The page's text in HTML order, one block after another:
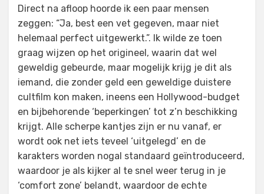
Direct na afloop hoorde ik een paar mensen
zeggen: “Ja, best een vet gegeven, maar niet
helemaal perfect uitgewerkt.”. Ik wilde ze toen
graag wijzen op het origineel, waarin dat wel
geweldig gebeurde, maar mogelijk krijg je dit als
iemand, die zonder geld een geweldige duistere
cultfilm kon maken, ineens een Hollywood-budget
en bijbehorende ‘beperkingen’ tot z’n beschikking
krijgt. Alle scherpe kantjes zijn er nu vanaf, er
wordt ook net iets teveel ‘uitgelegd’ en de
karakters worden nogal standaard geïntroduceerd,
waardoor je als kijker al te snel weer terug in je
‘comfort zone’ belandt, waardoor de echte